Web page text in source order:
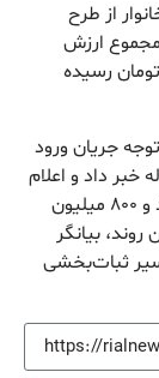
حدود ۲۵ میلیون خانوار از طرح
مجموع ارزش
میلیارد تومان رسیده
جریان ورود
خبر داد و اعلام
کرد که طی دو هفته گذشته، بیش از یک میلیارد و ۸۰۰ میلیون
روند، بیانگر
ثبات‌بخشی